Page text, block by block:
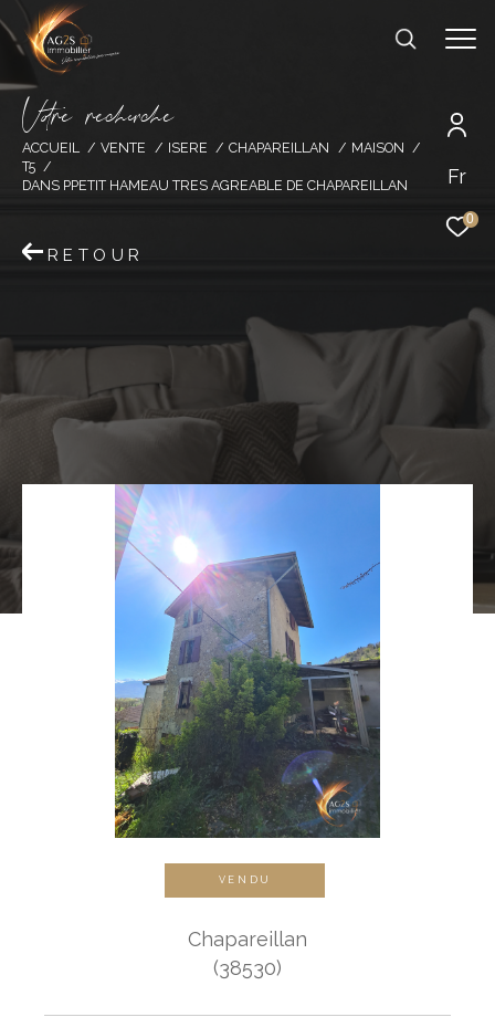
Fr
0
Vore recece
ACCUEIL VENTE ISERE CHAPAREILLAN
MAISON
T5
DANS PPETIT HAMEAU TRES AGREABLE DE CHAPAREILLAN
RETOUR
VENDU
Chapareillan
(38530)